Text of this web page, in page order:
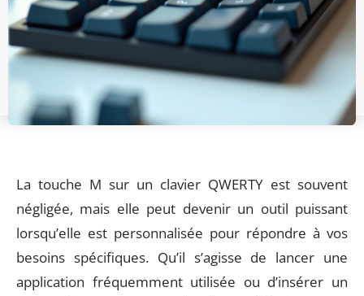
La touche M sur un clavier QWERTY est souvent
négligée, mais elle peut devenir un outil puissant
lorsqu’elle est personnalisée pour répondre à vos
besoins spécifiques. Qu’il s’agisse de lancer une
application fréquemment utilisée ou d’insérer un